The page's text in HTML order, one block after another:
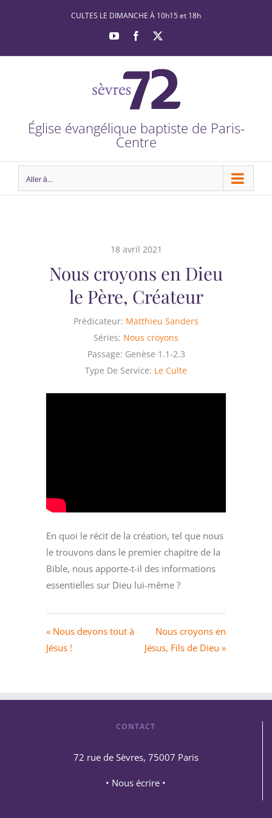
CULTES LE DIMANCHE À 10h15 et 18h
YouTubeFacebook
Église évangélique baptiste de Paris-
Centre
Aller à...
18 avril 2021
Nous croyons en Dieu
le Père, Créateur
Prédicateur: Matthieu Sanders
Séries: Nous croyons
Passage: Genèse 1.1-2.3
Type De Service: Le Culte
En quoi le récit de la création, tel que nous
le trouvons dans le premier chapitre de la
Bible, nous apporte-t-il des informations
essentielles sur Dieu lui-même ?
« Nous devons tout à
Jésus !
Nous croyons en
Jésus, Fils de Dieu »
CONTACT
72 rue de Sèvres, 75007 Paris
• Nous écrire •